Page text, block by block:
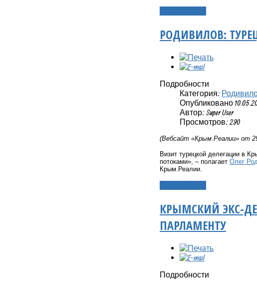
РОДИВИЛОВ:
Подробности
Категория:
Опубликовано
Автор: Super User
Просмотров: 290
(Вебсайт «Крым.Реалии» от
Визит турецкой делегации в
потоками», – полагает Олег
Крым.Реалии.
КРЫМСКИЙ ЭКС-
ПАРЛАМЕНТУ
Подробности